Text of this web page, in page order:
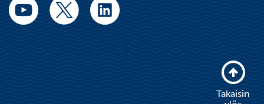
Takaisin